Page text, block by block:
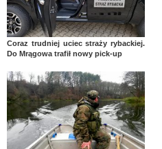
Coraz trudniej uciec straży rybackiej.
Do Mrągowa trafił nowy pick-up